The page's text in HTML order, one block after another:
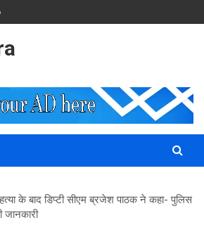
हत्‍या के बाद ड‍िप्‍टी सीएम ब्रजेश पाठक ने कहा- पुल‍िस